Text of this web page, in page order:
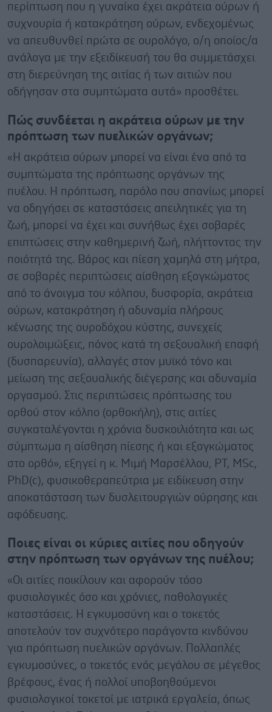
περίπτωση που η γυναίκα έχει ακράτεια ούρων ή
συχνουρία ή κατακράτηση ούρων, ενδεχομένως
να απευθυνθεί πρώτα σε ουρολόγο, ο/η οποίος/α
ανάλογα με την εξειδίκευσή του θα συμμετάσχει
στη διερεύνηση της αιτίας ή των αιτιών που
οδήγησαν στα συμπτώματα αυτά» προσθέτει.
Πώς συνδέεται η ακράτεια ούρων με την
πρόπτωση των πυελικών οργάνων;
«Η ακράτεια ούρων μπορεί να είναι ένα από τα
συμπτώματα της πρόπτωσης οργάνων της
πυέλου. Η πρόπτωση, παρόλο που σπανίως μπορεί
να οδηγήσει σε καταστάσεις απειλητικές για τη
ζωή, μπορεί να έχει και συνήθως έχει σοβαρές
επιπτώσεις στην καθημερινή ζωή, πλήττοντας την
ποιότητά της. Βάρος και πίεση χαμηλά στη μήτρα,
σε σοβαρές περιπτώσεις αίσθηση εξογκώματος
από το άνοιγμα του κόλπου, δυσφορία, ακράτεια
ούρων, κατακράτηση ή αδυναμία πλήρους
κένωσης της ουροδόχου κύστης, συνεχείς
ουρολοιμώξεις, πόνος κατά τη σεξουαλική επαφή
(δυσπαρευνία), αλλαγές στον μυϊκό τόνο και
μείωση της σεξουαλικής διέγερσης και αδυναμία
οργασμού. Στις περιπτώσεις πρόπτωσης του
ορθού στον κόλπο (ορθοκήλη), στις αιτίες
συγκαταλέγονται η χρόνια δυσκοιλιότητα και ως
σύμπτωμα η αίσθηση πίεσης ή και εξογκώματος
στο ορθό», εξηγεί η κ. Μιμή Μαρσέλλου, PT, MSc,
PhD(c), φυσικοθεραπεύτρια με ειδίκευση στην
αποκατάσταση των δυσλειτουργιών ούρησης και
αφόδευσης.
Ποιες είναι οι κύριες αιτίες που οδηγούν
στην πρόπτωση των οργάνων της πυέλου;
«Οι αιτίες ποικίλουν και αφορούν τόσο
φυσιολογικές όσο και χρόνιες, παθολογικές
καταστάσεις. Η εγκυμοσύνη και ο τοκετός
αποτελούν τον συχνότερο παράγοντα κινδύνου
για πρόπτωση πυελικών οργάνων. Πολλαπλές
εγκυμοσύνες, ο τοκετός ενός μεγάλου σε μέγεθος
βρέφους, ένας ή πολλοί υποβοηθούμενοι
φυσιολογικοί τοκετοί με ιατρικά εργαλεία, όπως